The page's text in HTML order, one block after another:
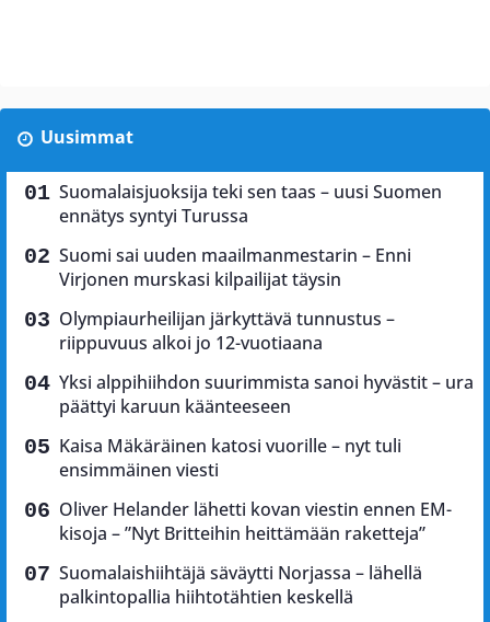
Uusimmat
Suomalaisjuoksija teki sen taas – uusi Suomen
ennätys syntyi Turussa
Suomi sai uuden maailmanmestarin – Enni
Virjonen murskasi kilpailijat täysin
Olympiaurheilijan järkyttävä tunnustus –
riippuvuus alkoi jo 12-vuotiaana
Yksi alppihiihdon suurimmista sanoi hyvästit – ura
päättyi karuun käänteeseen
Kaisa Mäkäräinen katosi vuorille – nyt tuli
ensimmäinen viesti
Oliver Helander lähetti kovan viestin ennen EM-
kisoja – ”Nyt Britteihin heittämään raketteja”
Suomalaishiihtäjä säväytti Norjassa – lähellä
palkintopallia hiihtotähtien keskellä